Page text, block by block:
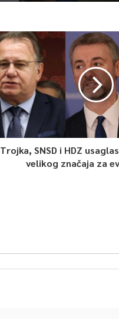
Trojka, SNSD i HDZ
velikog značaja za